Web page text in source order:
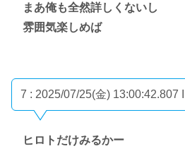
まあ俺も全然詳しくないし
雰囲気楽しめば
7 : 2025/07/25(金) 13:00:42.807
ヒロトだけみるかー